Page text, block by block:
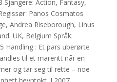
Action, Fantasy,
Panos Cosmatos
Andrea Riseborough, Linus
UK, Belgium Språk:
Handling : Et pars uberørte
til et mareritt når en
og tar seg til rette – noe